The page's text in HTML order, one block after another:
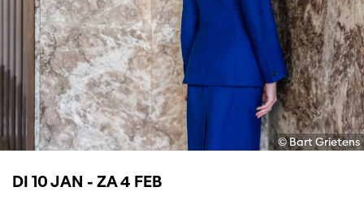
© Bart Grietens
DI 10 JAN - ZA 4 FEB